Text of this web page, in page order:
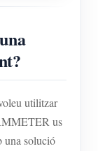
utilitzar
us
una solució